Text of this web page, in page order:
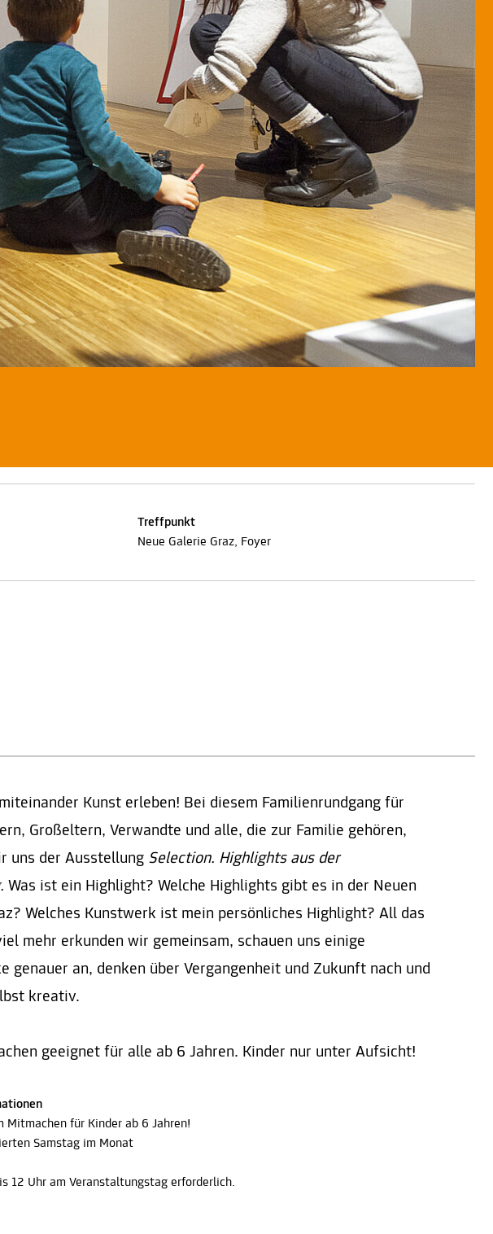
Treffpunkt
Neue Galerie Graz, Foyer
Kunst erleben! Bei diesem Familienrundgang für
Großeltern, Verwandte und alle, die zur Familie gehören,
uns der Ausstellung Selection. Highlights aus der
Was ist ein Highlight? Welche Highlights gibt es in der Neuen
Welches Kunstwerk ist mein persönliches Highlight? All das
mehr erkunden wir gemeinsam, schauen uns einige
genauer an, denken über Vergangenheit und Zukunft nach und
kreativ.
geeignet für alle ab 6 Jahren. Kinder nur unter Aufsicht!
Mitmachen für Kinder ab 6 Jahren!
Samstag im Monat
12 Uhr am Veranstaltungstag erforderlich.